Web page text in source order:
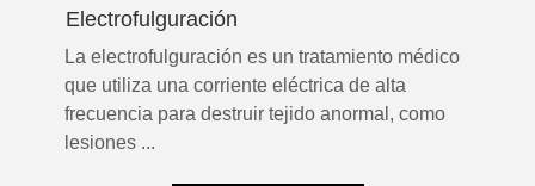
Electrofulguración
La electrofulguración es un tratamiento médico
que utiliza una corriente eléctrica de alta
frecuencia para destruir tejido anormal, como
lesiones ...